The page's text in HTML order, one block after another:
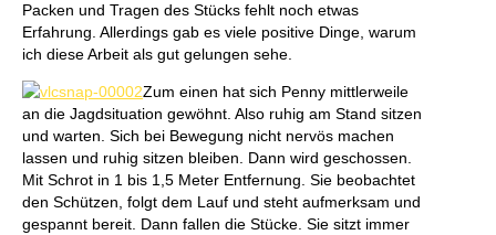
Packen und Tragen des Stücks fehlt noch etwas
Erfahrung. Allerdings gab es viele positive Dinge, warum
ich diese Arbeit als gut gelungen sehe.
Zum einen hat sich Penny mittlerweile
an die Jagdsituation gewöhnt. Also ruhig am Stand sitzen
und warten. Sich bei Bewegung nicht nervös machen
lassen und ruhig sitzen bleiben. Dann wird geschossen.
Mit Schrot in 1 bis 1,5 Meter Entfernung. Sie beobachtet
den Schützen, folgt dem Lauf und steht aufmerksam und
gespannt bereit. Dann fallen die Stücke. Sie sitzt immer